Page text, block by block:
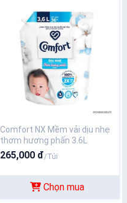
Comfort NX Mềm vải dịu nhẹ
thơm hương phấn 3.6L
265,000 đ/Túi
Chọn mua